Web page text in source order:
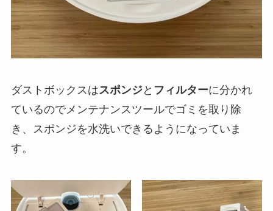
ダストボックスはスポンジと フィルターに分かれ
ているのでメンテナンスツールでゴミを取り除
き、スポンジを水洗いできるようになっていま
す。